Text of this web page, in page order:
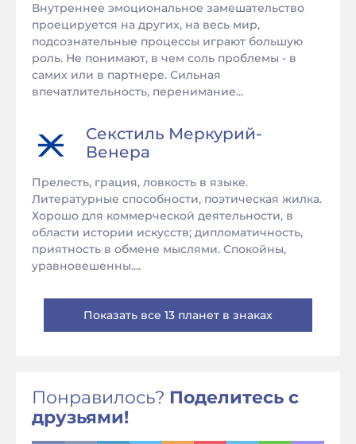
Внутреннее эмоциональное замешательство
проецируется на других, на весь мир,
подсознательные процессы играют большую
роль. Не понимают, в чем соль проблемы - в
самих или в партнере. Сильная
впечатлительность, перенимание...
Секстиль Меркурий-
Венера
Прелесть, грация, ловкость в языке.
Литературные способности, поэтическая жилка.
Хорошо для коммерческой деятельности, в
области истории искусств; дипломатичность,
приятность в обмене мыслями. Спокойны,
уравновешенны....
Показать все 13 планет в знаках
Понравилось? Поделитесь с
друзьями!